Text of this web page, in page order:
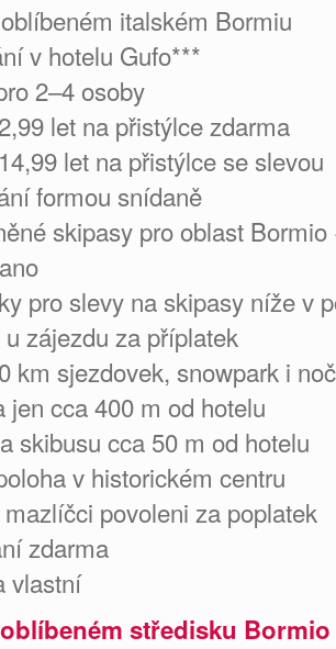
italském Bormiu
v hotelu Gufo***
2–4 osoby
let na přistýlce zdarma
let na přistýlce se slevou
formou snídaně
skipasy pro oblast
pro slevy na skipasy níže v
zájezdu za příplatek
km sjezdovek, snowpark i
jen cca 400 m od hotelu
skibusu cca 50 m od hotelu
v historickém centru
povoleni za poplatek
zdarma
vlastní
středisku Bormio